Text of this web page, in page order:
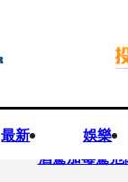
最新 娛樂
快訊
酒駕加毒駕